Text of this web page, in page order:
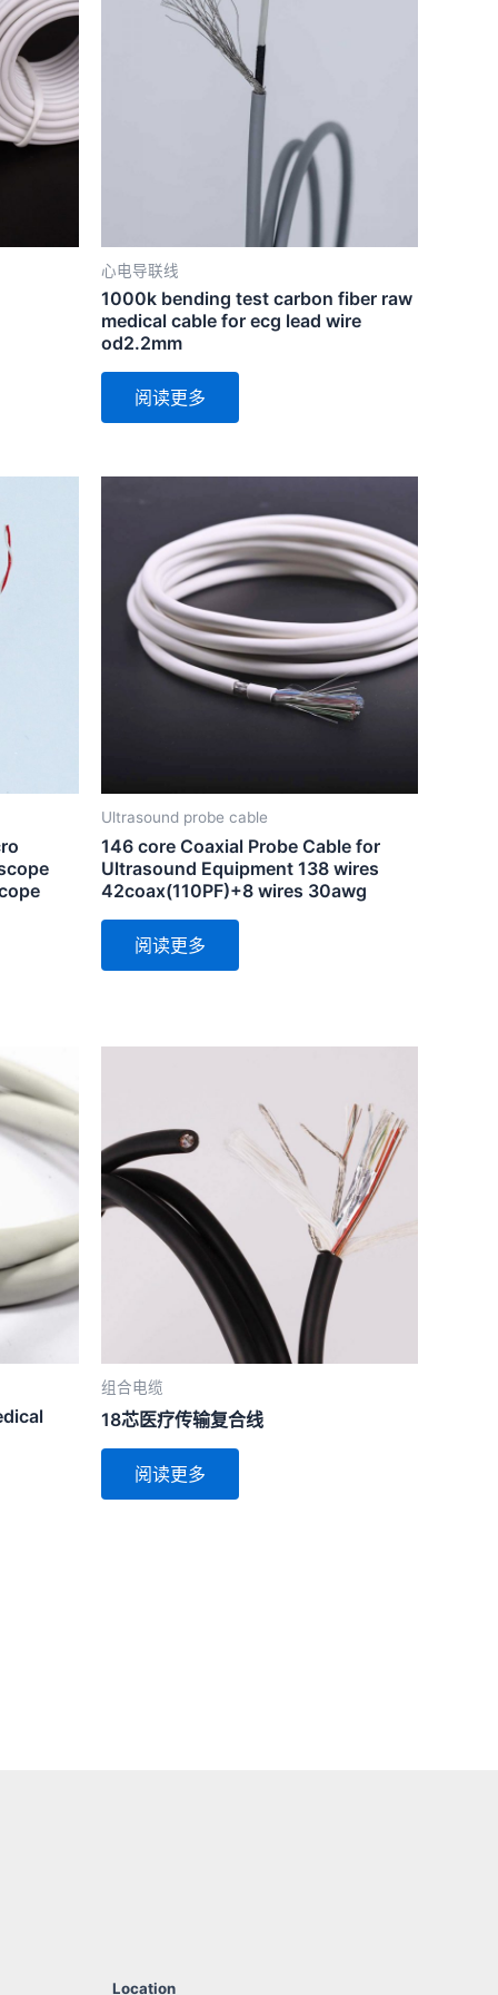
心电导联线
1000k bending test carbon fiber raw
medical cable for ecg lead wire
od2.2mm
阅读更多
Ultrasound probe cable
146 core Coaxial Probe Cable for
Ultrasound Equipment 138 wires
42coax(110PF)+8 wires 30awg
阅读更多
组合电缆
18芯医疗传输复合线
阅读更多
Location